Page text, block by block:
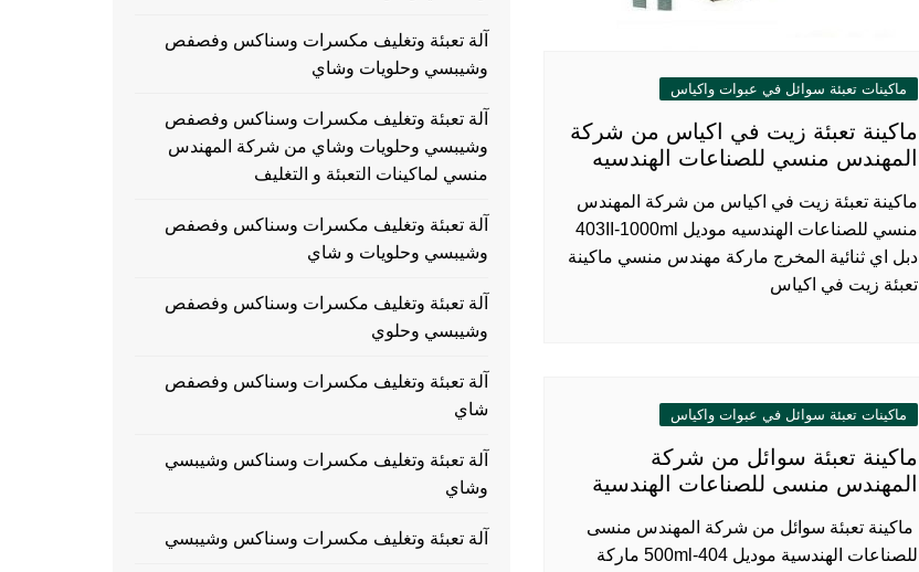
ماكينات تعبئة سوائل في عبوات واكياس
ماكينة تعبئة زيت في اكياس من شركة
المهندس منسي للصناعات الهندسيه
ماكينة تعبئة زيت في اكياس من شركة المهندس
منسي للصناعات الهندسيه موديل 403II-1000ml
دبل اي ثنائية المخرج ماركة مهندس منسي ماكينة
تعبئة زيت في اكياس
ماكينات تعبئة سوائل في عبوات واكياس
ماكينة تعبئة سوائل من شركة
المهندس منسى للصناعات الهندسية
ماكينة تعبئة سوائل من شركة المهندس منسى
للصناعات الهندسية موديل 404-500ml ماركة
آلة تعبئة وتغليف مكسرات وسناكس وفصفص
وشيبسي وحلويات وشاي
آلة تعبئة وتغليف مكسرات وسناكس وفصفص
وشيبسي وحلويات وشاي من شركة المهندس
منسي لماكينات التعبئة و التغليف
آلة تعبئة وتغليف مكسرات وسناكس وفصفص
وشيبسي وحلويات و شاي
آلة تعبئة وتغليف مكسرات وسناكس وفصفص
وشيبسي وحلوي
آلة تعبئة وتغليف مكسرات وسناكس وفصفص
شاي
آلة تعبئة وتغليف مكسرات وسناكس وشيبسي
وشاي
آلة تعبئة وتغليف مكسرات وسناكس وشيبسي